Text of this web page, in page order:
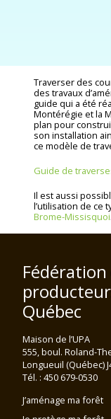
Traverser des
des travaux
guide qui a été
Montérégie et la
plan pour
son installation
ce modèle de
Guide de
Il est aussi
l’utilisation de ce
Brome-Missisquoi
Fédération
Québec
Maison de l’UPA
555, boul. Roland-
Longueuil (Québec)
Tél. : 450 679-0530
J’aménage ma forêt